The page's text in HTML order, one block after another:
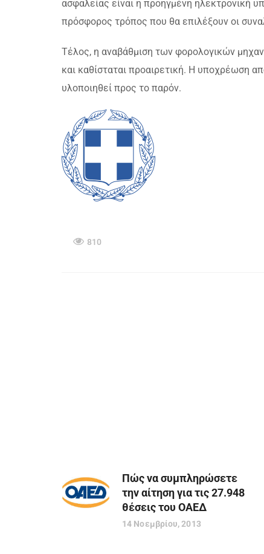
ασφαλείας είναι η προηγμένη ηλεκτρονική
πρόσφορος τρόπος που θα επιλέξουν οι
Τέλος, η αναβάθμιση των φορολογικών
και καθίσταται προαιρετική. Η υποχρέωση
υλοποιηθεί προς το παρόν.
810
Πώς να συμπληρώσετε
την αίτηση για τις 27.948
θέσεις του ΟΑΕΔ
14 Νοεμβρίου, 2013